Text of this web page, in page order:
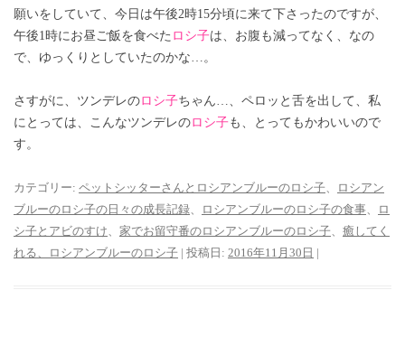
願いをしていて、今日は午後2時15分頃に来て下さったのですが、
午後1時にお昼ご飯を食べた ロシ子は、お腹も減ってなく、なの
で、ゆっくりとしていたのかな…。
さすがに、ツンデレのロシ子ちゃん…、ペロッと舌を出して、私
にとっては、こんなツンデレのロシ子も、とってもかわいいので
す。
カテゴリー: ペットシッターさんとロシアンブルーのロシ子
ロシアン
ブルーのロシ子の日々の成長記録
ロシアンブルーのロシ子の食事
ロ
シ子とアビのすけ
家でお留守番のロシアンブルーのロシ子
癒してく
れる、ロシアンブルーのロシ子 | 投稿日: 2016年11月30日 |